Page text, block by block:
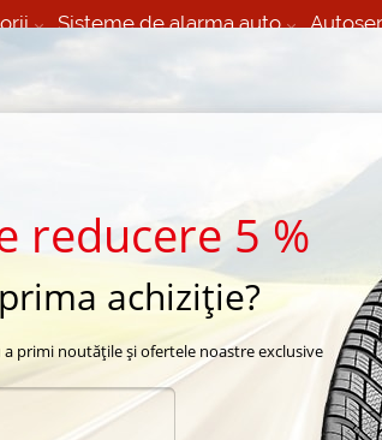
Sisteme de alarma auto
Leao Nova-Force Acro XL 225/55 R19 88W
reducere 5 %
achiziție?
primi noutățile și ofertele noastre exclusive